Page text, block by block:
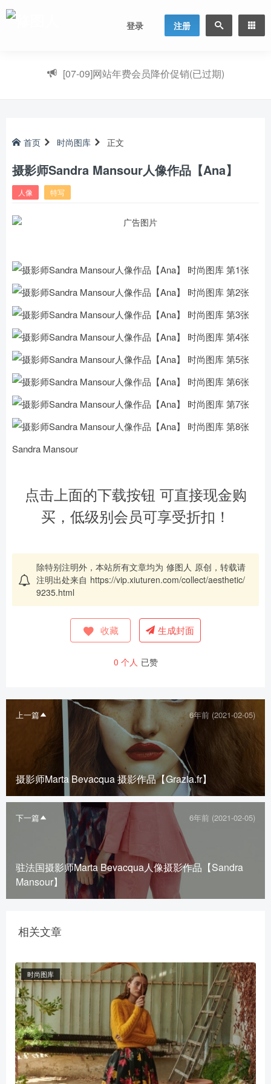
登录 注册
[07-09]网站年费会员降价促销(已过期)
首页 时尚图库 正文
摄影师Sandra Mansour人像作品【Ana】
人像 特写
Sandra Mansour
点击上面的下载按钮 可直接现金购
买，低级别会员可享受折扣！
除特别注明外，本站所有文章均为 修图人 原创，转载请
注明出处来自 https://vip.xiuturen.com/collect/aesthetic/
9235.html
收藏 生成封面
0 个人 已赞
上一篇 6年前 (2021-02-05)
摄影师Marta Bevacqua 摄影作品【Grazia.fr】
下一篇 6年前 (2021-02-05)
驻法国摄影师Marta Bevacqua人像摄影作品【Sandra
Mansour】
相关文章
时尚图库